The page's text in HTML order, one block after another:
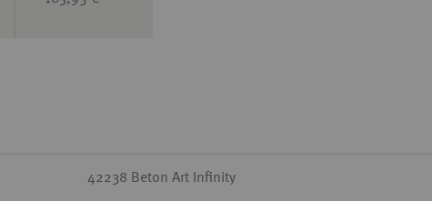
42238 Beton Art Infinity